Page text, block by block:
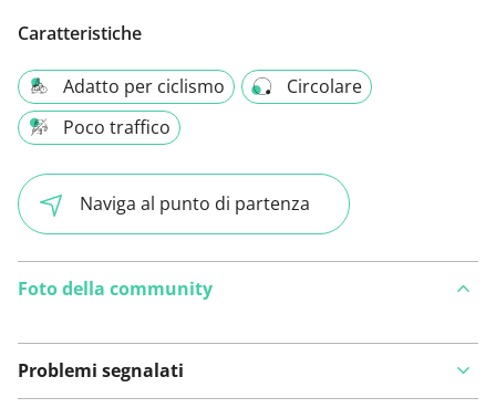
Caratteristiche
Adatto per ciclismo
Circolare
Poco traffico
Naviga al punto di partenza
Foto della community
Problemi segnalati